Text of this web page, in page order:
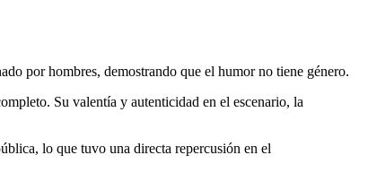
por hombres, demostrando que el humor no tiene género.
Su valentía y autenticidad en el escenario, la
lo que tuvo una directa repercusión en el